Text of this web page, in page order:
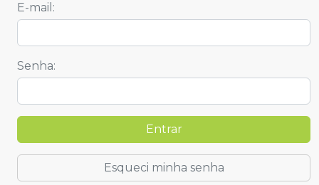
E-mail :
Senha:
Entrar
Esqueci minha senha